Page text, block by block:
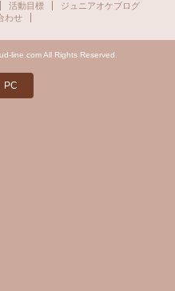
活動目標
ジュニアオケブログ
わせ
line.com All Rights Reserved.
PC